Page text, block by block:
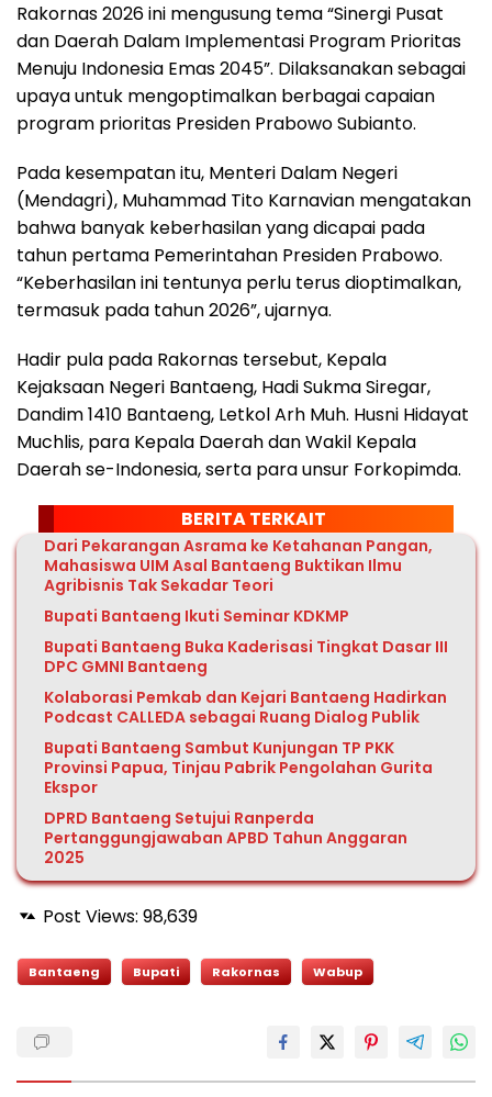
Rakornas 2026 ini mengusung tema “Sinergi Pusat
dan Daerah Dalam Implementasi Program Prioritas
Menuju Indonesia Emas 2045”. Dilaksanakan sebagai
upaya untuk mengoptimalkan berbagai capaian
program prioritas Presiden Prabowo Subianto.
Pada kesempatan itu, Menteri Dalam Negeri
(Mendagri), Muhammad Tito Karnavian mengatakan
bahwa banyak keberhasilan yang dicapai pada
tahun pertama Pemerintahan Presiden Prabowo.
“Keberhasilan ini tentunya perlu terus dioptimalkan,
termasuk pada tahun 2026”, ujarnya.
Hadir pula pada Rakornas tersebut, Kepala
Kejaksaan Negeri Bantaeng, Hadi Sukma Siregar,
Dandim 1410 Bantaeng, Letkol Arh Muh. Husni Hidayat
Muchlis, para Kepala Daerah dan Wakil Kepala
Daerah se-Indonesia, serta para unsur Forkopimda.
BERITA TERKAIT
Dari Pekarangan Asrama ke Ketahanan Pangan,
Mahasiswa UIM Asal Bantaeng Buktikan Ilmu
Agribisnis Tak Sekadar Teori
Bupati Bantaeng Ikuti Seminar KDKMP
Bupati Bantaeng Buka Kaderisasi Tingkat Dasar III
DPC GMNI Bantaeng
Kolaborasi Pemkab dan Kejari Bantaeng Hadirkan
Podcast CALLEDA sebagai Ruang Dialog Publik
Bupati Bantaeng Sambut Kunjungan TP PKK
Provinsi Papua, Tinjau Pabrik Pengolahan Gurita
Ekspor
DPRD Bantaeng Setujui Ranperda
Pertanggungjawaban APBD Tahun Anggaran
2025
Post Views: 98,639
Bantaeng Bupati Rakornas Wabup